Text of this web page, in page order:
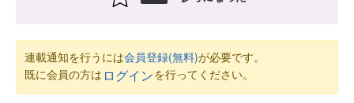
連載通知を行うには会員登録(無料)が必要です。
既に会員の方は ログインを行ってください。